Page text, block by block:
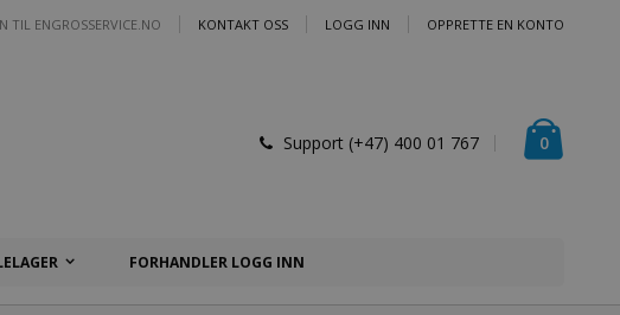
TIL ENGROSSERVICE.NO KONTAKT OSS LOGG INN OPPRETTE EN KONTO
0varer
Support (+47) 400 01 767
FORHANDLER LOGG INN